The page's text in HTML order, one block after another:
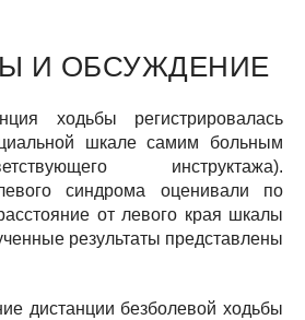
И ОБСУЖДЕНИЕ
ходьбы регистрировалась
шкале самим больным
инструктажа).
синдрома оценивали по
от левого края шкалы
результаты представлены
дистанции безболевой ходьбы